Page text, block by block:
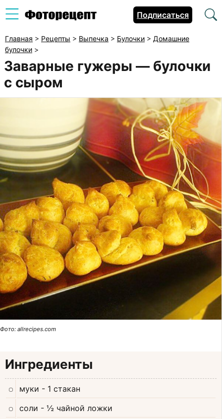
Подписаться
Главная > Рецепты > Выпечка > Булочки > Домашние
булочки >
Заварные гужеры — булочки
с сыром
Фото: allrecipes.com
Ингредиенты
муки - 1 стакан
соли - ½ чайной ложки